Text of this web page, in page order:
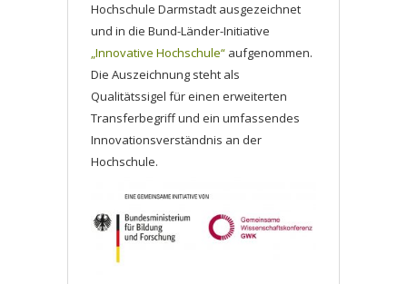
Hochschule Darmstadt ausgezeichnet
und in die Bund-Länder-Initiative
„Innovative Hochschule“ aufgenommen.
Die Auszeichnung steht als
Qualitätssigel für einen erweiterten
Transferbegriff und ein umfassendes
Innovationsverständnis an der
Hochschule.